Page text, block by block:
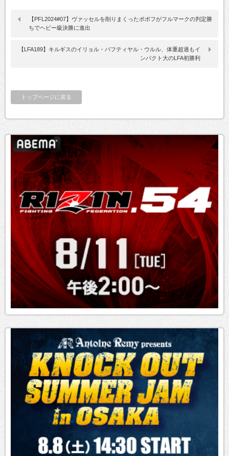
【PFL2024#07】ヴァッセルを削りまくったポポフがフルマークの判定勝
ちでヘビー級決勝に進出
【LFA189】キルギスのイリョル・バフティヤル・ウルル、体重超過もイ
ンパクト大のLFA初勝利
トップページに戻る